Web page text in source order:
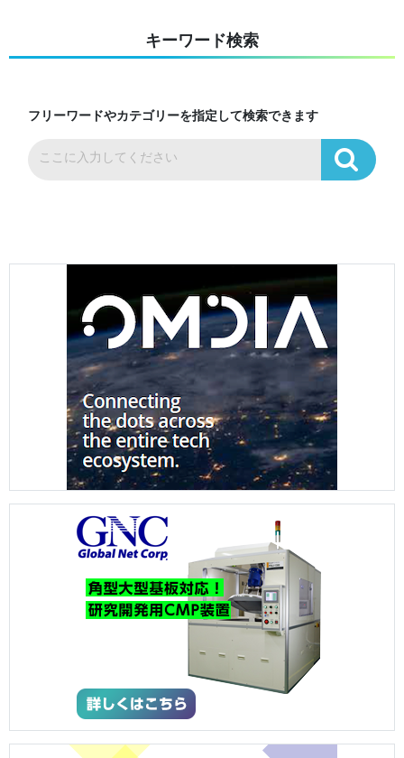
キーワード検索
フリーワードやカテゴリーを指定して検索できます